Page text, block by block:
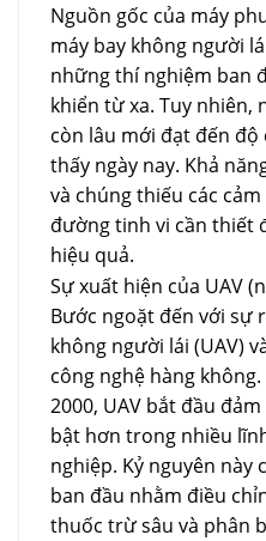
Nguồn gốc của máy
máy bay không người
những thí nghiệm ban
khiển từ xa. Tuy
còn lâu mới đạt đến
thấy ngày nay. Khả
và chúng thiếu các
đường tinh vi cần thiết
hiệu quả.
Sự xuất hiện của UAV
Bước ngoặt đến với sự
không người lái (UAV)
công nghệ hàng
2000, UAV bắt đầu
bật hơn trong nhiều
nghiệp. Kỷ nguyên
ban đầu nhằm điều
thuốc trừ sâu và phân